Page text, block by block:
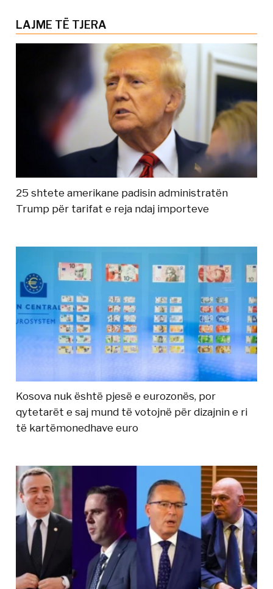
LAJME TË TJERA
25 shtete amerikane padisin administratën
Trump për tarifat e reja ndaj importeve
Kosova nuk është pjesë e eurozonës, por
qytetarët e saj mund të votojnë për dizajnin e ri
të kartëmonedhave euro